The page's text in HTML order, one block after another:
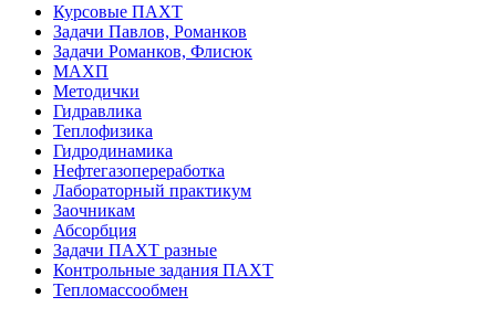
Курсовые ПАХТ
Задачи Павлов, Романков
Задачи Романков, Флисюк
МАХП
Методички
Гидравлика
Теплофизика
Гидродинамика
Нефтегазопереработка
Лабораторный практикум
Заочникам
Абсорбция
Задачи ПАХТ разные
Контрольные задания ПАХТ
Тепломассообмен